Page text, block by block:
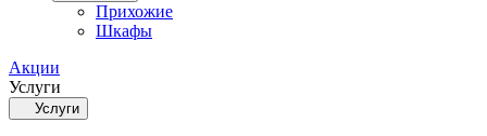
Прихожие
Шкафы
Акции
Услуги
Услуги